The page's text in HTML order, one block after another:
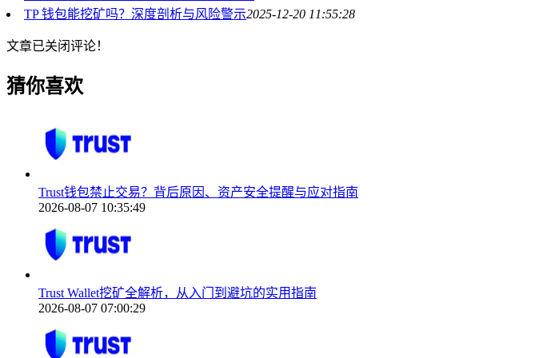
TP 钱包能挖矿吗？深度剖析与风险警示2025-12-20 11:55:28
文章已关闭评论！
猜你喜欢
Trust钱包禁止交易？背后原因、资产安全提醒与应对指南
2026-08-07 10:35:49
Trust Wallet挖矿全解析，从入门到避坑的实用指南
2026-08-07 07:00:29